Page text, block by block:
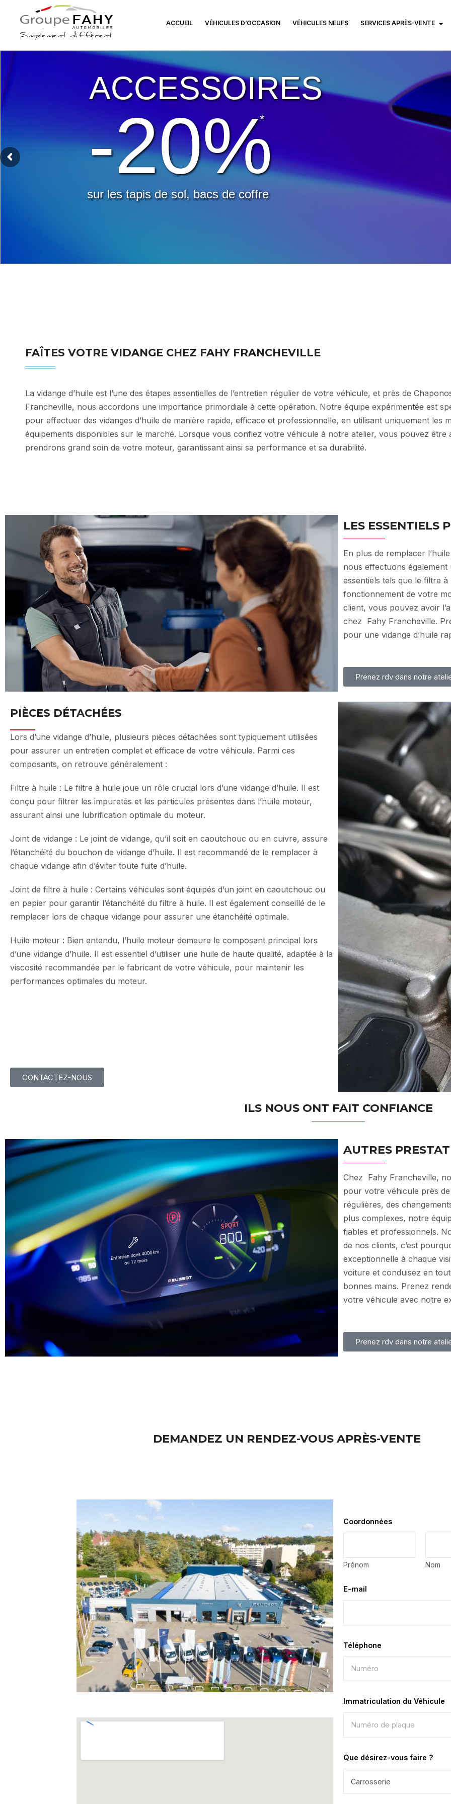
ACCUEIL VÉHICULES D’OCCASION VÉHICULES NEUFS SERVICES APRÈS-VENTE
ACCESSOIRES
-20%
sur les tapis de sol, bacs de coffre
*
FAÎTES VOTRE VIDANGE CHEZ FAHY FRANCHEVILLE
La vidange d’huile est l’une des étapes essentielles de l’entretien régulier de votre véhicule, et près de
Francheville, nous accordons une importance primordiale à cette opération. Notre équipe expérimentée est
pour effectuer des vidanges d’huile de manière rapide, efficace et professionnelle, en utilisant uniquement les
équipements disponibles sur le marché. Lorsque vous confiez votre véhicule à notre atelier, vous pouvez être
prendrons grand soin de votre moteur, garantissant ainsi sa performance et sa durabilité.
LES ESSENTIELS
En plus de remplacer
nous effectuons également
essentiels tels que le filtre
fonctionnement de votre
client, vous pouvez avoir
chez Fahy Francheville.
pour une vidange d’huile
Prenez rdv dans notre
PIÈCES DÉTACHÉES
Lors d’une vidange d’huile, plusieurs pièces détachées sont typiquement utilisées
pour assurer un entretien complet et efficace de votre véhicule. Parmi ces
composants, on retrouve généralement :
Filtre à huile : Le filtre à huile joue un rôle crucial lors d’une vidange d’huile. Il est
conçu pour filtrer les impuretés et les particules présentes dans l’huile moteur,
assurant ainsi une lubrification optimale du moteur.
Joint de vidange : Le joint de vidange, qu’il soit en caoutchouc ou en cuivre, assure
l’étanchéité du bouchon de vidange d’huile. Il est recommandé de le remplacer à
chaque vidange afin d’éviter toute fuite d’huile.
Joint de filtre à huile : Certains véhicules sont équipés d’un joint en caoutchouc ou
en papier pour garantir l’étanchéité du filtre à huile. Il est également conseillé de le
remplacer lors de chaque vidange pour assurer une étanchéité optimale.
Huile moteur : Bien entendu, l’huile moteur demeure le composant principal lors
d’une vidange d’huile. Il est essentiel d’utiliser une huile de haute qualité, adaptée à la
viscosité recommandée par le fabricant de votre véhicule, pour maintenir les
performances optimales du moteur.
CONTACTEZ-NOUS
ILS NOUS ONT FAIT CONFIANCE
AUTRES
Chez Fahy Francheville,
pour votre véhicule près
régulières, des
plus complexes, notre
fiables et professionnels.
de nos clients, c’est
exceptionnelle à chaque
voiture et conduisez en
bonnes mains. Prenez
votre véhicule avec notre
Prenez rdv dans notre
DEMANDEZ UN RENDEZ-VOUS APRÈS-VENTE
Coordonnées
Prénom Nom
E-mail
Téléphone
Immatriculation du Véhicule
Que désirez-vous faire ?